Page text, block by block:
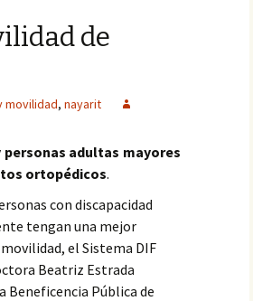
de
movilidad, nayarit
adultas mayores
ortopédicos.
con discapacidad
tengan una mejor
el Sistema DIF
Beatriz Estrada
Beneficencia Pública de